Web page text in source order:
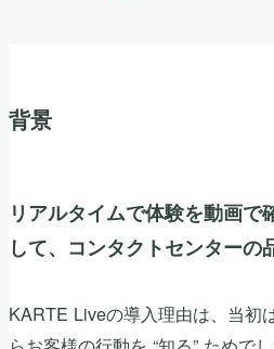
背景
リアルタイムで体験を動画
して、コンタクトセンターの
KARTE Liveの導入理由は、当初